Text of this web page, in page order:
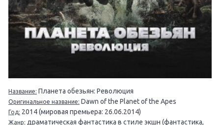
Название: Планета обезьян: Революция
Оригинальное название: Dawn of the Planet of the Apes
Год: 2014 (мировая премьера: 26.06.2014)
Жанр: драматическая фантастика в стиле экшн (фантастика,